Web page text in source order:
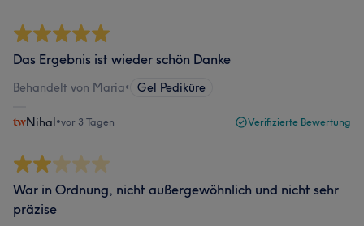
Das Ergebnis ist wieder schön Danke
Behandelt von Maria• Gel Pediküre
Nihal•vor 3 Tagen Verifizierte Bewertung
War in Ordnung, nicht außergewöhnlich und nicht sehr
präzise